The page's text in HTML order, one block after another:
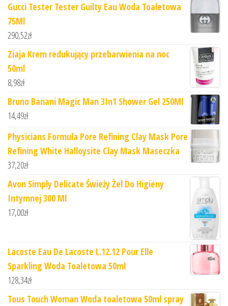
Gucci Tester Tester Guilty Eau Woda Toaletowa
75Ml
290,52zł
Ziaja Krem redukujący przebarwienia na noc
50ml
8,98zł
Bruno Banani Magic Man 3In1 Shower Gel 250Ml
14,49zł
Physicians Formula Pore Refining Clay Mask Pore
Refining White Halloysite Clay Mask Maseczka
37,20zł
Avon Simply Delicate Świeży Żel Do Higieny
Intymnej 300 Ml
17,00zł
Lacoste Eau De Lacoste L.12.12 Pour Elle
Sparkling Woda Toaletowa 50ml
128,34zł
Tous Touch Woman Woda toaletowa 50ml spray